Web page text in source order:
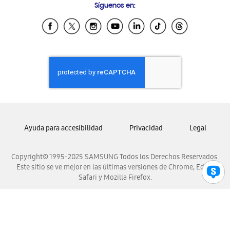
Samsung Ecuador
Samsung El Salvador
Samsung Honduras
Samsung Nicaragua
Samsung Panamá
Samsung Venezuela
Síguenos en:
Copyright© 1995-2025 SAMSUNG Todos los Derechos Reservados.
Este sitio se ve mejor en las últimas versiones de Chrome, Edge,
Safari y Mozilla Firefox.
Ayuda para accesibilidad Privacidad Legal